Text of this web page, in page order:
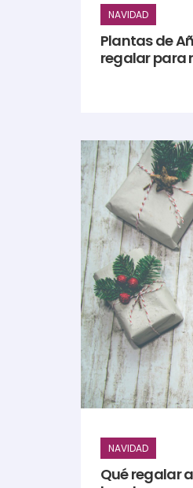
NAVIDAD
Plantas de
regalar para
NAVIDAD
Qué regalar